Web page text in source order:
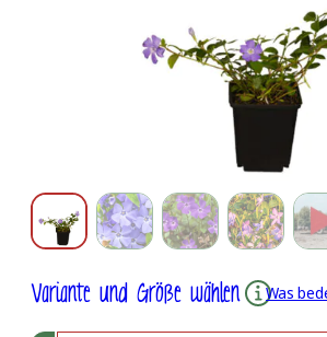
Variante und Größe wählen Was